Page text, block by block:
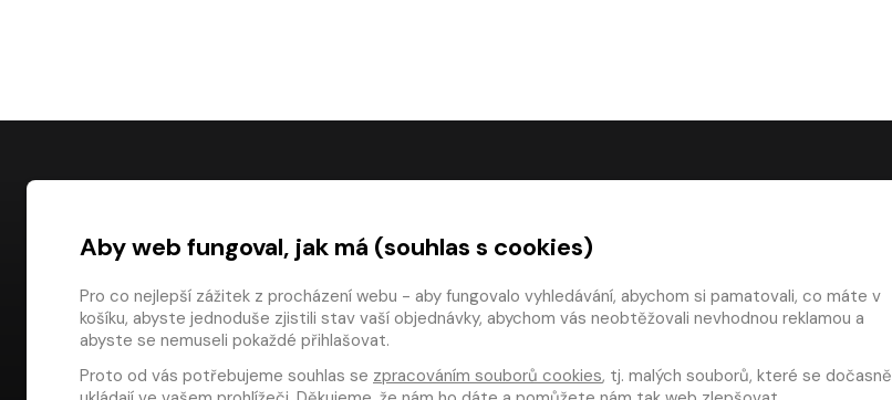
digiport.cz © 2026
Časté dotazy
Platba
Obchodní podmínky
Odstoupení od smlouvy
Dárkové poukazy
Kontakty
Články
Pro firmy
Aby web fungoval, jak má (souhlas s cookies)
Pro co nejlepší zážitek z procházení webu - aby fungovalo vyhledávání, abychom si pamatovali, co máte v
košíku, abyste jednoduše zjistili stav vaší objednávky, abychom vás neobtěžovali nevhodnou reklamou a
abyste se nemuseli pokaždé přihlašovat.
Proto od vás potřebujeme souhlas se zpracováním souborů cookies, tj. malých souborů, které se dočasně